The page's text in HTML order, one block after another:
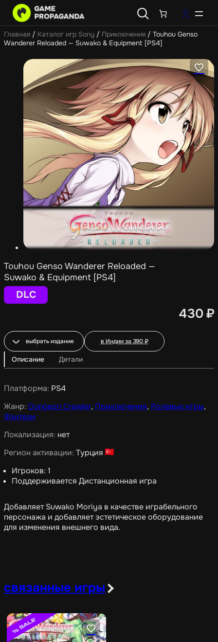
Главная / Каталог игр Sony / Приключения / Touhou Genso
Wanderer Reloaded — Suwako & Equipment [PS4]
Touhou Genso Wanderer Reloaded —
Suwako & Equipment [PS4]
DLC
430 ₽
выбрать издание в Индии за 390₽
Описание Детали
Платформа: PS4
Жанр: Dungeon Crawler, Приключения, Ролевые игры,
Фэнтези
Локализация: нет
Регион активации: Турция
Игроков: 1
Поддерживается Дистанционная игра
Добавляет Suwako Moriya в качестве играбельного
персонажа и добавляет эстетическое оборудование
для изменения внешнего вида.
связанные игры